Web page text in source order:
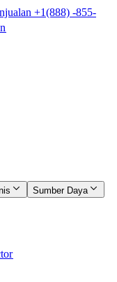
+1(888) -855-
Sumber Daya​​